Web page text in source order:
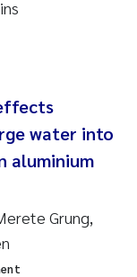
water into
aluminium
Grung,